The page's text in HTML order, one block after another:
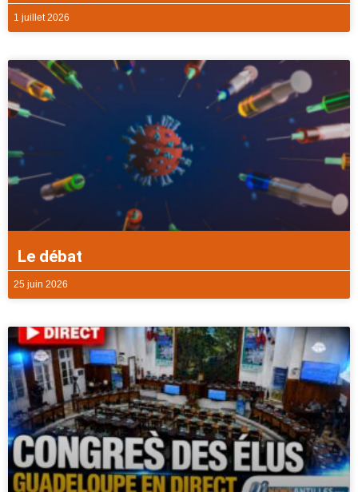
1 juillet 2026
Le débat
25 juin 2026